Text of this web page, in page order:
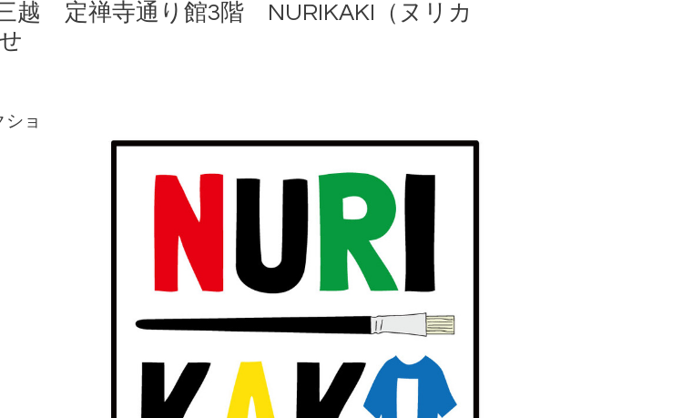
越 定禅寺通り館3階 NURIKAKI（ヌリカ
ョ